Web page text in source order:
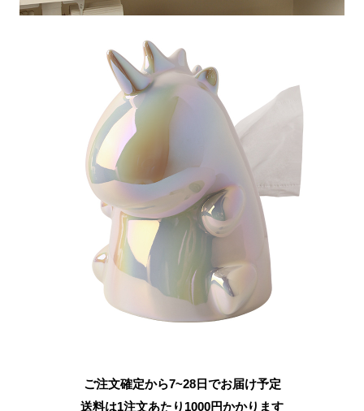
ご注文確定から7~28日でお届け予定
送料は1注文あたり 1000円かかります